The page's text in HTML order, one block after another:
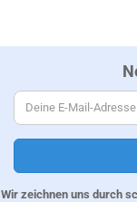
Wir zeichnen uns durch